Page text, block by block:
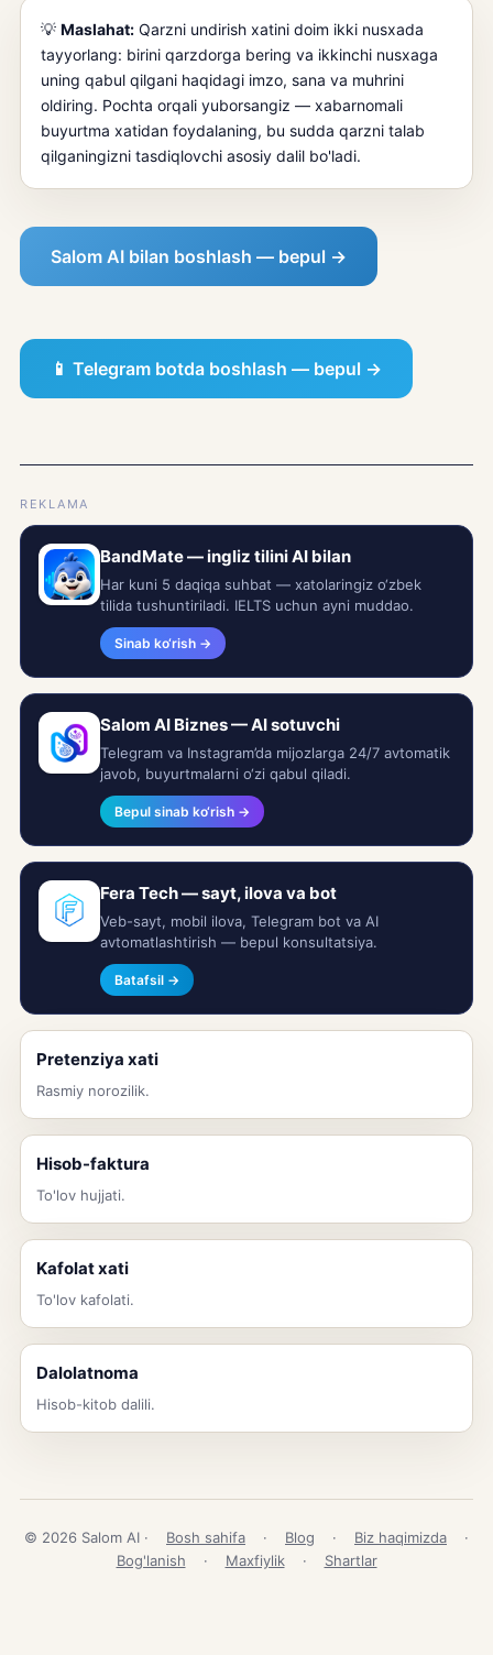
💡 Maslahat: Qarzni undirish xatini doim ikki nusxada
tayyorlang: birini qarzdorga bering va ikkinchi nusxaga
uning qabul qilgani haqidagi imzo, sana va muhrini
oldiring. Pochta orqali yuborsangiz — xabarnomali
buyurtma xatidan foydalaning, bu sudda qarzni talab
qilganingizni tasdiqlovchi asosiy dalil bo'ladi.
Salom AI bilan boshlash — bepul →
📱 Telegram botda boshlash — bepul →
REKLAMA
BandMate — ingliz tilini AI bilan
Har kuni 5 daqiqa suhbat — xatolaringiz o‘zbek
tilida tushuntiriladi. IELTS uchun ayni muddao.
Sinab ko‘rish →
Salom AI Biznes — AI sotuvchi
Telegram va Instagram’da mijozlarga 24/7 avtomatik
javob, buyurtmalarni o‘zi qabul qiladi.
Bepul sinab ko‘rish →
Fera Tech — sayt, ilova va bot
Veb-sayt, mobil ilova, Telegram bot va AI
avtomatlashtirish — bepul konsultatsiya.
Batafsil →
Pretenziya xati
Rasmiy norozilik.
Hisob-faktura
To'lov hujjati.
Kafolat xati
To'lov kafolati.
Dalolatnoma
Hisob-kitob dalili.
© 2026 Salom AI · Bosh sahifa · Blog · Biz haqimizda
·
Bog'lanish
· Maxfiylik · Shartlar